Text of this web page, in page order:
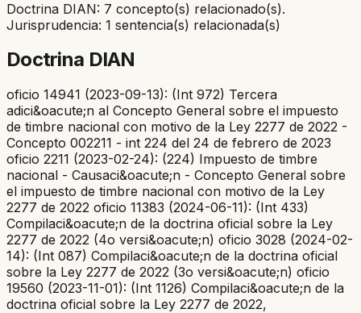
Doctrina DIAN: 7 concepto(s) relacionado(s).
Jurisprudencia: 1 sentencia(s) relacionada(s)
Doctrina DIAN
oficio 14941 (2023-09-13): (Int 972) Tercera
adici&oacute;n al Concepto General sobre el impuesto
de timbre nacional con motivo de la Ley 2277 de 2022 -
Concepto 002211 - int 224 del 24 de febrero de 2023
oficio 2211 (2023-02-24): (224) Impuesto de timbre
nacional - Causaci&oacute;n - Concepto General sobre
el impuesto de timbre nacional con motivo de la Ley
2277 de 2022 oficio 11383 (2024-06-11): (Int 433)
Compilaci&oacute;n de la doctrina oficial sobre la Ley
2277 de 2022 (4o versi&oacute;n) oficio 3028 (2024-02-
14): (Int 087) Compilaci&oacute;n de la doctrina oficial
sobre la Ley 2277 de 2022 (3o versi&oacute;n) oficio
19560 (2023-11-01): (Int 1126) Compilaci&oacute;n de la
doctrina oficial sobre la Ley 2277 de 2022,